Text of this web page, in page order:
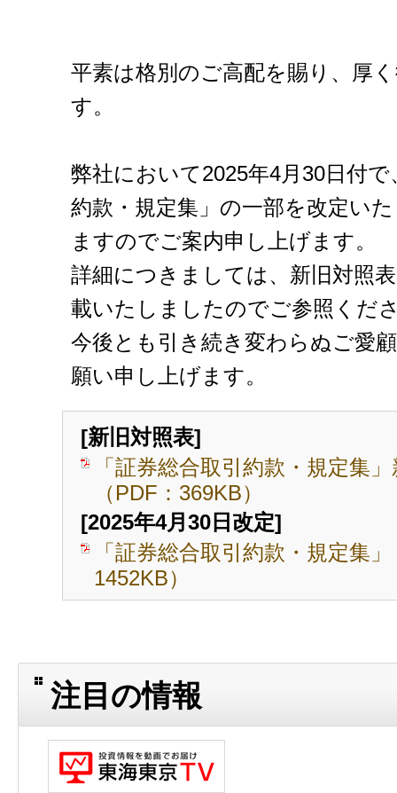
平素は格別のご高配を賜り、厚
す。
弊社において2025年4月30日付
約款・規定集」の一部を改定い
ますのでご案内申し上げます。
詳細につきましては、新旧対照
載いたしましたのでご参照くだ
今後とも引き続き変わらぬご愛
願い申し上げます。
[新旧対照表]
「証券総合取引約款・規定集
（PDF：369KB）
[2025年4月30日改定]
「証券総合取引約款・規定集
1452KB）
注目の情報